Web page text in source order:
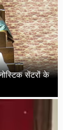
सेंटरों के